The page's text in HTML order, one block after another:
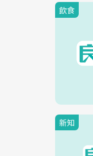
飲食
新知